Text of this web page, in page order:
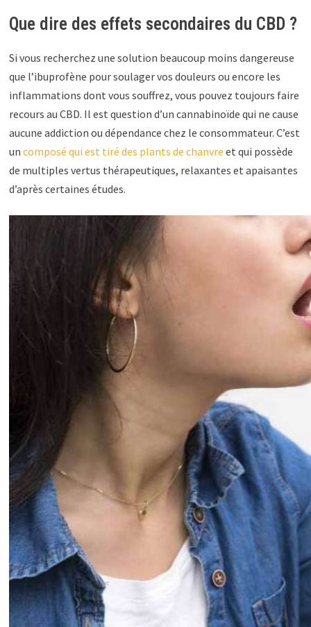
Que dire des effets secondaires du CBD ?
Si vous recherchez une solution beaucoup moins dangereuse
que l’ibuprofène pour soulager vos douleurs ou encore les
inflammations dont vous souffrez, vous pouvez toujours faire
recours au CBD. Il est question d’un cannabinoïde qui ne cause
aucune addiction ou dépendance chez le consommateur. C’est
uncomposé qui est tiré des plants de chanvre et qui possède
de multiples vertus thérapeutiques, relaxantes et apaisantes
d’après certaines études.